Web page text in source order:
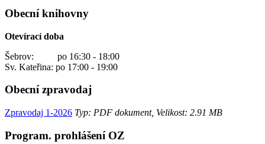
Obecní knihovny
Otevírací doba
Šebrov: po 16:30 - 18:00
Sv. Kateřina: po 17:00 - 19:00
Obecní zpravodaj
Zpravodaj 1-2026 Typ: PDF dokument, Velikost: 2.91 MB
Program. prohlášení OZ